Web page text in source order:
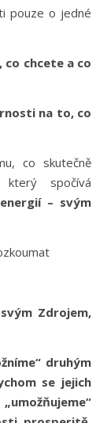
pouze o jedné
co chcete a co
na to, co
co skutečně
spočívá
– svým
Zdrojem,
druhým
se jejich